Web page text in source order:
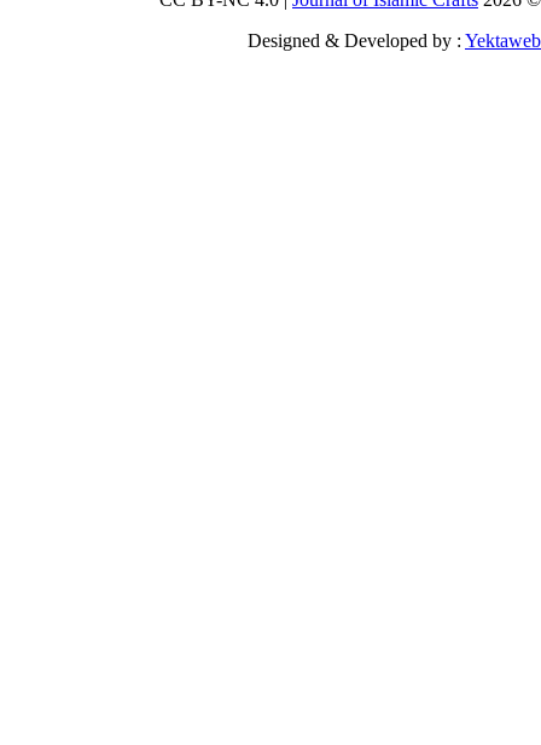
Designed & Developed by :